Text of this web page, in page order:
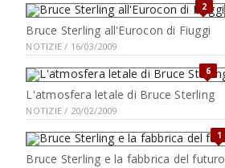
2
Bruce Sterling all'Eurocon di Fiuggi
NOTIZIE / 16/03/2009
6
L'atmosfera letale di Bruce Sterling
NOTIZIE / 20/02/2009
1
Bruce Sterling e la fabbrica del futuro